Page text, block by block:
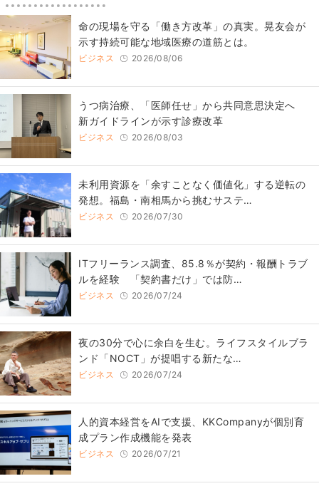
​命の現場を守る「働き方改革」の真実。晃友会が
示す持続可能な地域医療の道筋とは。
ビジネス 2026/08/06
うつ病治療、「医師任せ」から共同意思決定へ
新ガイドラインが示す診療改革
ビジネス 2026/08/03
​​未利用資源を「余すことなく価値化」する逆転の
発想。福島・南相馬から挑むサステ…
ビジネス 2026/07/30
ITフリーランス調査、85.8％が契約・報酬トラブ
ルを経験 「契約書だけ」では防…
ビジネス 2026/07/24
​夜の30分で心に余白を生む。ライフスタイルブラ
ンド「NOCT」が提唱する新たな…
ビジネス 2026/07/24
人的資本経営をAIで支援、KKCompanyが個別育
成プラン作成機能を発表
ビジネス 2026/07/21